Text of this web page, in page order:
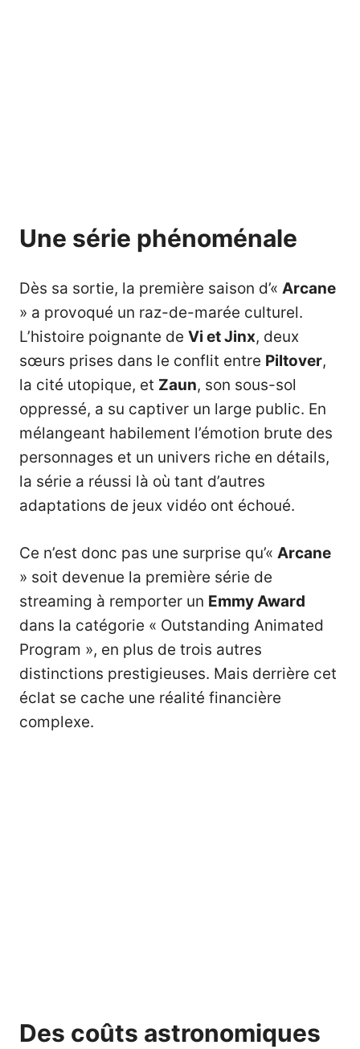
Une série phénoménale
Dès sa sortie, la première saison d’« Arcane
» a provoqué un raz-de-marée culturel.
L’histoire poignante de Vi et Jinx, deux
sœurs prises dans le conflit entre Piltover,
la cité utopique, et Zaun, son sous-sol
oppressé, a su captiver un large public. En
mélangeant habilement l’émotion brute des
personnages et un univers riche en détails,
la série a réussi là où tant d’autres
adaptations de jeux vidéo ont échoué.
Ce n’est donc pas une surprise qu’« Arcane
» soit devenue la première série de
streaming à remporter un Emmy Award
dans la catégorie « Outstanding Animated
Program », en plus de trois autres
distinctions prestigieuses. Mais derrière cet
éclat se cache une réalité financière
complexe.
Des coûts astronomiques